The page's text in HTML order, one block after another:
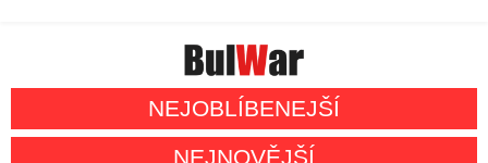
NEJOBLÍBENEJŠÍ
NEJNOVĚJŠÍ